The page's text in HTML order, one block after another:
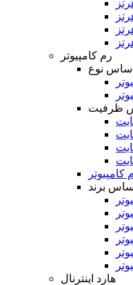
رم کامپیوتر
اساس نوع
ظرفیت
کامپیوتر
برند
هارد اینترنال